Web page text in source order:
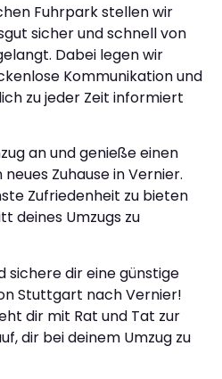
Fuhrpark stellen wir
sicher und schnell von
Dabei legen wir
Kommunikation und
zu jeder Zeit informiert
an und genieße einen
Zuhause in Vernier.
Zufriedenheit zu bieten
deines Umzugs zu
sichere dir eine günstige
Stuttgart nach Vernier!
dir mit Rat und Tat zur
dir bei deinem Umzug zu